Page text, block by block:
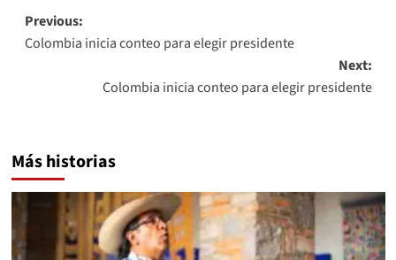
Post
navigation
Previous:
Colombia inicia conteo para elegir presidente
Next:
Colombia inicia conteo para elegir presidente
Más historias